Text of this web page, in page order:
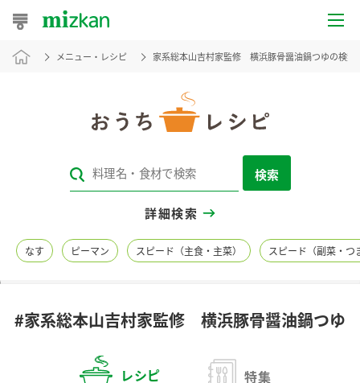
おうちレシピ
レシピカテゴリ一覧
レシピ名特集
商品情報
商品カテゴリ
メニュー・レシピ 家系総本山吉村家監修 横浜豚骨醤油鍋つゆの検索
検索
詳細検索
なす ピーマン スピード（主食・主菜） スピード（副菜・つ
#家系総本山吉村家監修 横浜豚骨醤油鍋つゆ
レシピ 特集